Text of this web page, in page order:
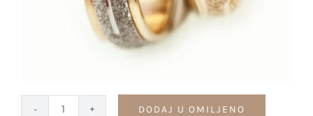
DODAJ U OMILJENO